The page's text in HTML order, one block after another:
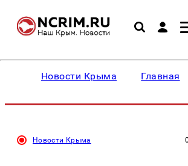
Новости Крыма Главная
Новости Крыма